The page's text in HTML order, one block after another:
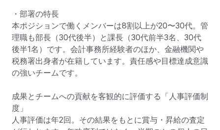
・部署の特長
本ポジションで働くメンバーは8割以上が20〜30代。管
理職も部長（30代後半）と課長（30代前半3名、30代
後半1名）です。会計事務所経験者のほか、金融機関や
税務署出身者が在籍しています。責任感や目標達成意識
の強いチームです。
成果とチームへの貢献を客観的に評価する「人事評価制
度」
人事評価は年2回。その結果をもとに賞与・昇給の査定